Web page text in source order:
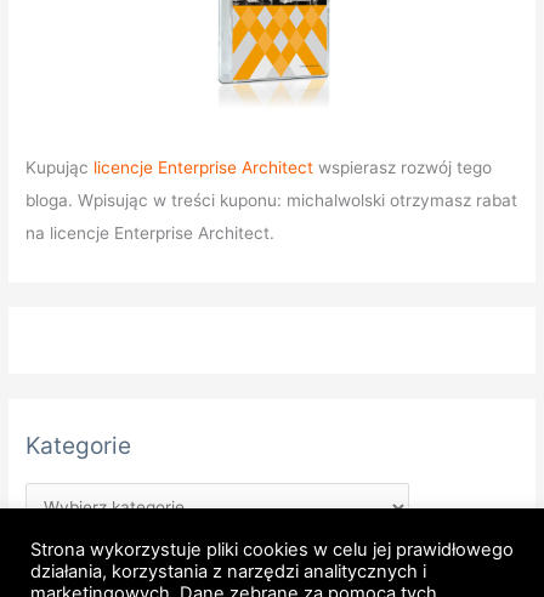
Kupując licencje Enterprise Architect wspierasz rozwój tego
bloga. Wpisując w treści kuponu: michalwolski otrzymasz rabat
na licencje Enterprise Architect.
Kategorie
Strona wykorzystuje pliki cookies w celu jej prawidłowego
działania, korzystania z narzędzi analitycznych i